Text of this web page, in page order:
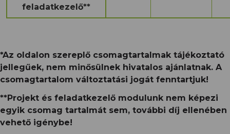
feladatkezelő**
*Az oldalon szereplő csomagtartalmak tájékoztató
jellegűek, nem minősülnek hivatalos ajánlatnak. A
csomagtartalom változtatási jogát fenntartjuk!
**Projekt és feladatkezelő modulunk nem képezi
egyik csomag tartalmát sem, további díj ellenében
vehető igénybe!